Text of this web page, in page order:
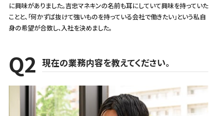
に興味がありました。吉忠マネキンの名前も耳にしていて興味を持っていた
ことと、「何かずば抜けて強いものを持っている会社で働きたい」という私自
身の希望が合致し、入社を決めました。
現在の業務内容を教えてください。